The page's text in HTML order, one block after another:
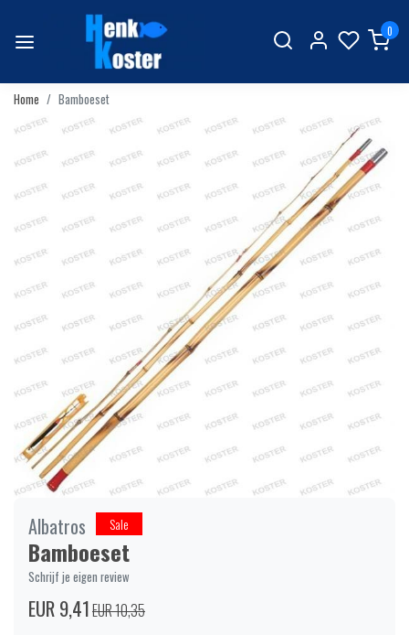
0
Home Bamboeset
Albatros Sale
Bamboeset
Schrijf je eigen review
EUR 9,41EUR 10,35